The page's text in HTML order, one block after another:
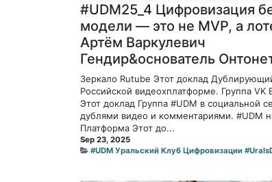
#UDM25_4 Цифровизация
модели — это не MVP, а
Артём Варкулевич
Гендир&основатель
Зеркало Rutube Этот доклад
Российской видеохплатформе. Группа VK
Этот доклад Группа #UDM в социальной
дублями видео и комментариями. #UDM
Платформа Этот до...
Sep 23, 2025
#UDM Уральский Клуб Цифровизации